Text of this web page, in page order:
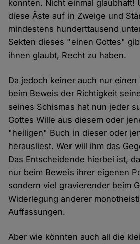
konnten. Nicht einmal glaubhaft!
diese Äste auf in Zweige und
mindestens hunderttausend
Sekten dieses "einen Gottes"
ihnen glaubt, Recht zu haben.
Da jedoch keiner auch nur
beim Beweis der Richtigkeit
seines Schismas hat nun jeder
Gottes Wille aus diesem oder
"heiligen" Buch in dieser oder
herausliest. Wer will ihm das
Das Entscheidende hierbei ist,
nur beim Beweis ihrer eigenen
sondern viel gravierender beim
Widerlegung anderer
Auffassungen.
Aber wie könnten auch all die